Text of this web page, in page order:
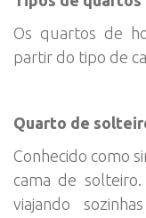
Os quartos de
partir do tipo de
Quarto de
Conhecido como
cama de
viajando